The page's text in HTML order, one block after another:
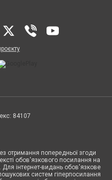
84107
отримання попередньої згоди
обов'язкового посилання на
інтернет-видань обов'язкове
систем гіперпосилання